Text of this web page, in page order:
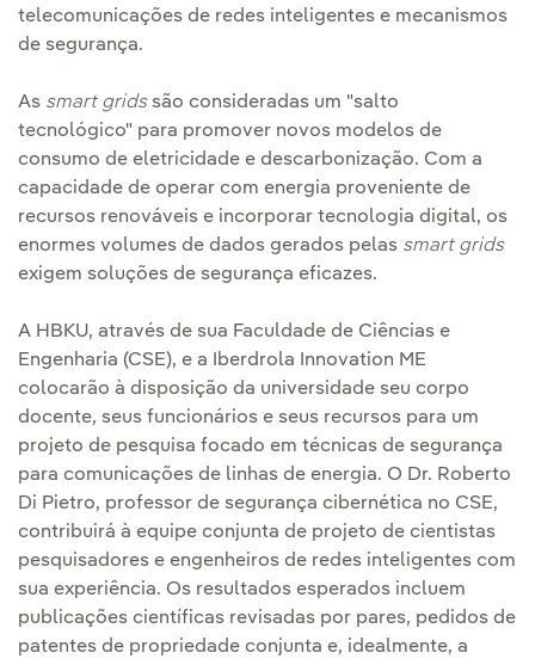
telecomunicações de redes inteligentes e mecanismos
de segurança.
As smart gridssão consideradas um "salto
tecnológico" para promover novos modelos de
consumo de eletricidade e descarbonização. Com a
capacidade de operar com energia proveniente de
recursos renováveis e incorporar tecnologia digital, os
enormes volumes de dados gerados pelas smart grids
exigem soluções de segurança eficazes.
A HBKU, através de sua Faculdade de Ciências e
Engenharia (CSE), e a Iberdrola Innovation ME
colocarão à disposição da universidade seu corpo
docente, seus funcionários e seus recursos para um
projeto de pesquisa focado em técnicas de segurança
para comunicações de linhas de energia. O Dr. Roberto
Di Pietro, professor de segurança cibernética no CSE,
contribuirá à equipe conjunta de projeto de cientistas
pesquisadores e engenheiros de redes inteligentes com
sua experiência. Os resultados esperados incluem
publicações científicas revisadas por pares, pedidos de
patentes de propriedade conjunta e, idealmente, a